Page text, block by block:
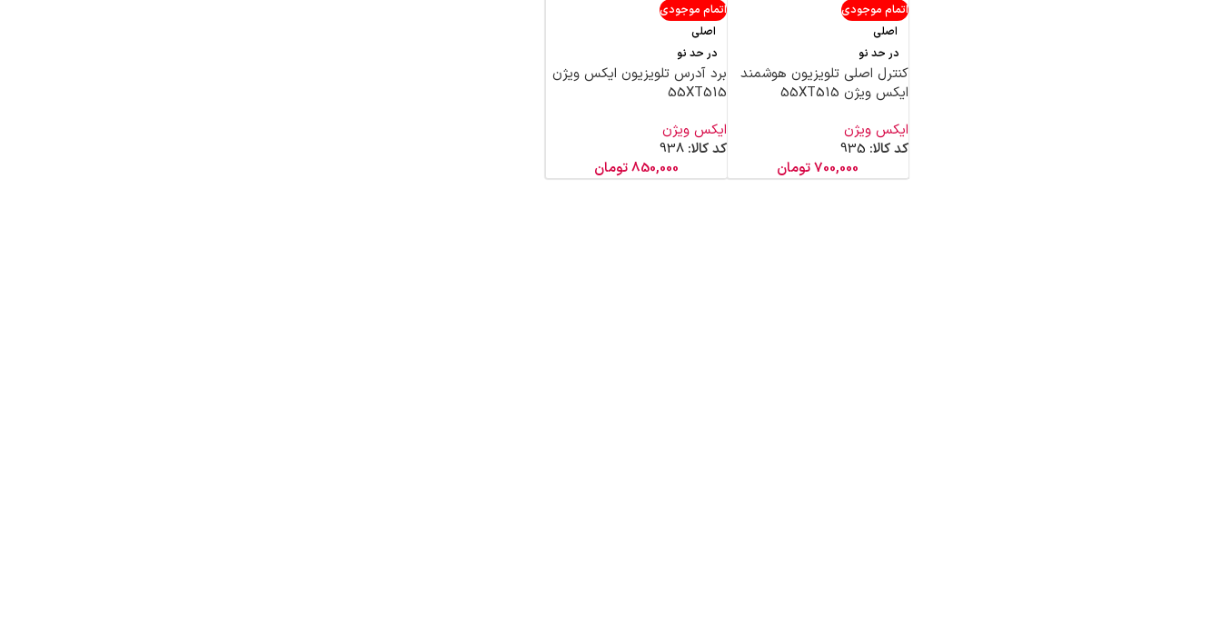
اتمام موجودی
اصلی
در حد نو
کنترل اصلی تلویزیون هوشمند
ایکس ویژن 55XT515
ایکس ویژن
کد کالا: 935
700,000تومان
اتمام موجودی
اصلی
در حد نو
برد آدرس تلویزیون ایکس ویژن
55XT515
ایکس ویژن
کد کالا:938
850,000تومان